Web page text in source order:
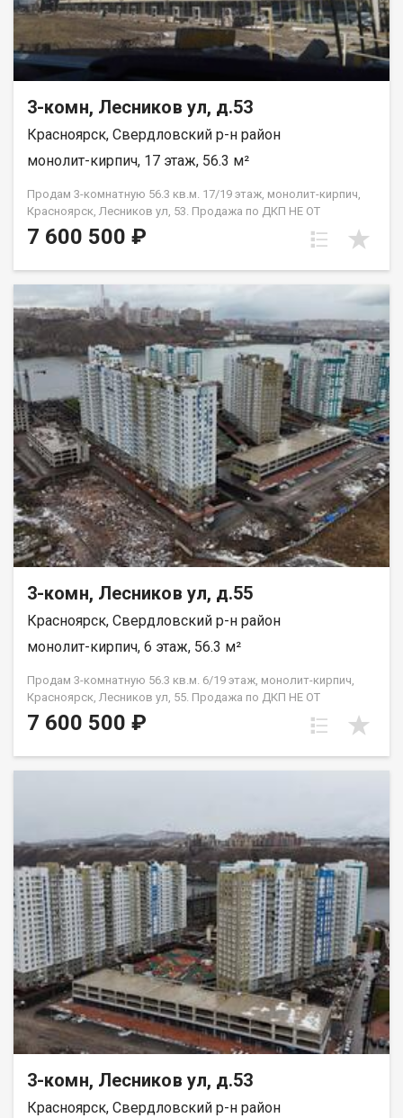
3-комн, Лесников ул, д.53
Красноярск, Свердловский р-н район
монолит-кирпич, 17 этаж, 56.3 м²
Продам 3-комнатную 56.3 кв.м. 17/19 этаж, монолит-кирпич,
Красноярск, Лесников ул, 53. Продажа по ДКП НЕ ОТ
ЗАСТРОЙЩИКА
7 600 500 ₽
3-комн, Лесников ул, д.55
Красноярск, Свердловский р-н район
монолит-кирпич, 6 этаж, 56.3 м²
Продам 3-комнатную 56.3 кв.м. 6/19 этаж, монолит-кирпич,
Красноярск, Лесников ул, 55. Продажа по ДКП НЕ ОТ
ЗАСТРОЙЩИКА
7 600 500 ₽
3-комн, Лесников ул, д.53
Красноярск, Свердловский р-н район